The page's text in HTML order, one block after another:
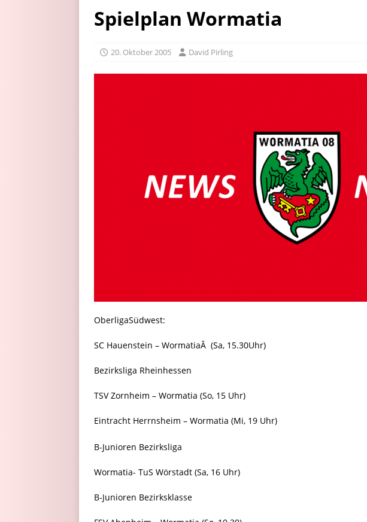
Spielplan Wormatia
20. Oktober 2005 David Pirling
OberligaSüdwest:
SC Hauenstein – WormatiaÂ (Sa, 15.30Uhr)
Bezirksliga Rheinhessen
TSV Zornheim – Wormatia (So, 15 Uhr)
Eintracht Herrnsheim – Wormatia (Mi, 19 Uhr)
B-Junioren Bezirksliga
Wormatia- TuS Wörstadt (Sa, 16 Uhr)
B-Junioren Bezirksklasse